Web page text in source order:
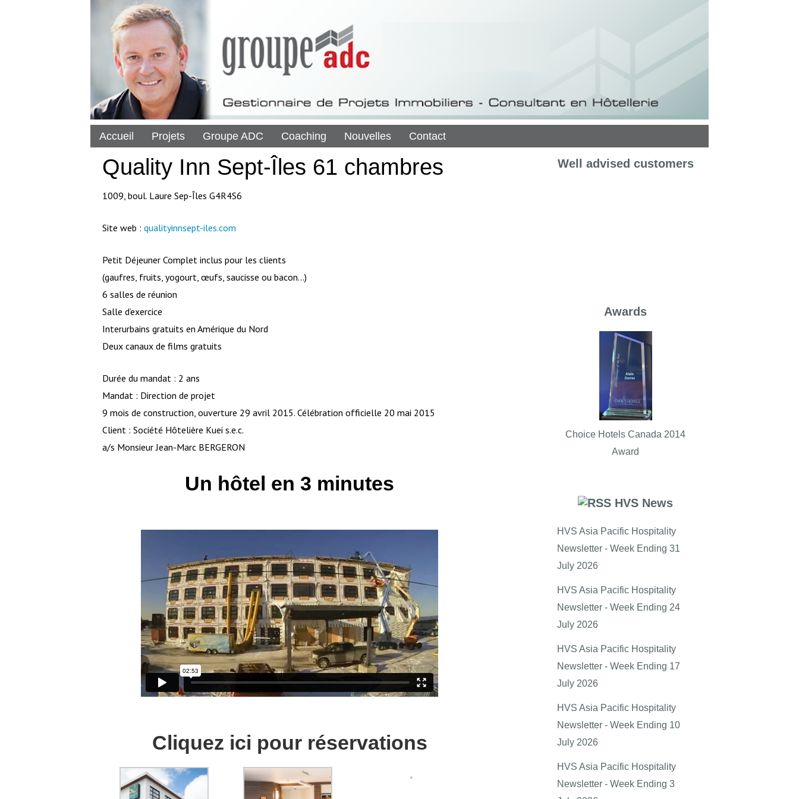
Accueil Projets Groupe ADC Coaching Nouvelles Contact
Quality Inn Sept-Îles 61 chambres
1009, boul. Laure Sep-Îles G4R4S6
Site web : qualityinnsept-iles.com
Petit Déjeuner Complet inclus pour les clients
(gaufres, fruits, yogourt, œufs, saucisse ou bacon…)
6 salles de réunion
Salle d’exercice
Interurbains gratuits en Amérique du Nord
Deux canaux de films gratuits
Durée du mandat : 2 ans
Mandat : Direction de projet
9 mois de construction, ouverture 29 avril 2015. Célébration officielle 20 mai 2015
Client : Société Hôtelière Kuei s.e.c.
a/s Monsieur Jean-Marc BERGERON
Un hôtel en 3 minutes
Cliquez ici pour réservations
Well advised customers
Awards
Choice Hotels Canada 2014
Award
HVS News
HVS Asia Pacific Hospitality
Newsletter - Week Ending 31
July 2026
HVS Asia Pacific Hospitality
Newsletter - Week Ending 24
July 2026
HVS Asia Pacific Hospitality
Newsletter - Week Ending 17
July 2026
HVS Asia Pacific Hospitality
Newsletter - Week Ending 10
July 2026
HVS Asia Pacific Hospitality
Newsletter - Week Ending 3